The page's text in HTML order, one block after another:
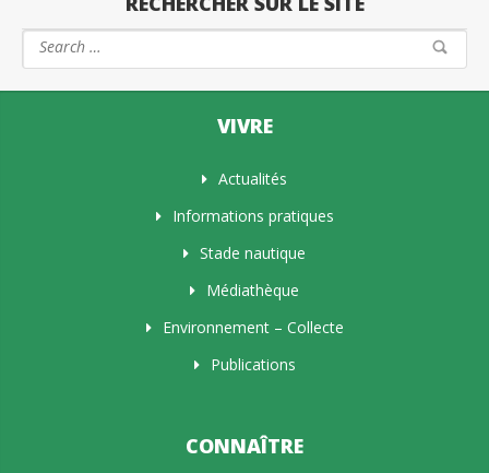
VIVRE
Actualités
Informations pratiques
Stade nautique
Médiathèque
Environnement – Collecte
Publications
CONNAÎTRE